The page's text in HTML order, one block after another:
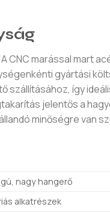
CNC marással mart
gyártási
szállításához, így
jelentős a
minőségre van
nagy hangerő
alkatrészek